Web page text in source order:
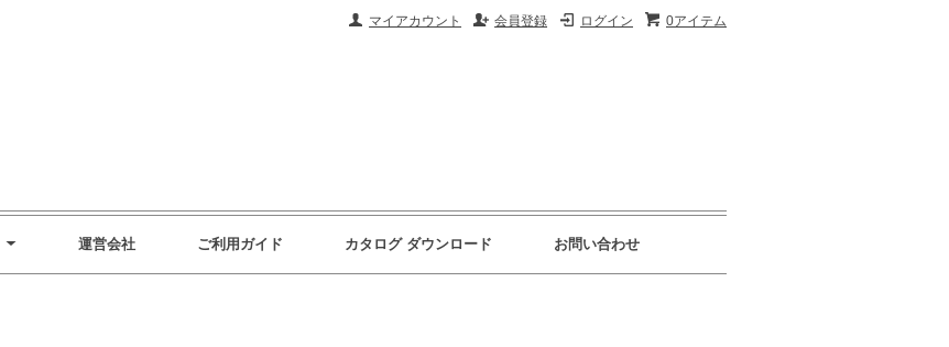
0アイテム
ログイン
会員登録
マイアカウント
運営会社 ご利用ガイド カタログ ダウンロード お問い合わせ